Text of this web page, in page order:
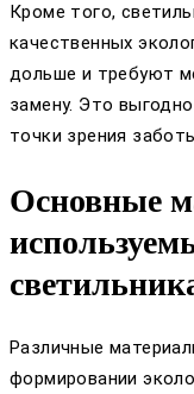
Кроме того,
качественных
дольше и требуют
замену. Это
точки зрения
Основные
Различные
формировании